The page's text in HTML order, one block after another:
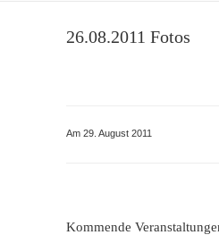
26.08.2011 Fotos
Am 29. August 2011
Kommende